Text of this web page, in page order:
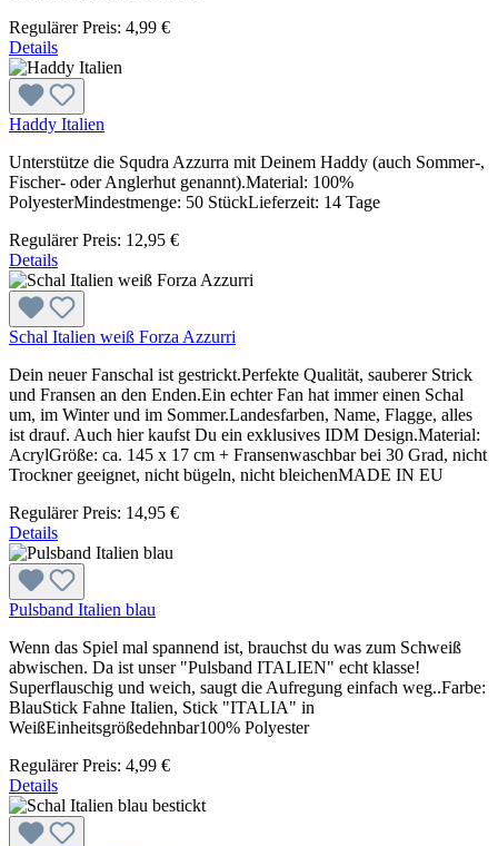
Regulärer Preis: 4,99 €
Details
Haddy Italien
Unterstütze die Squdra Azzurra mit Deinem Haddy (auch Sommer-,
Fischer- oder Anglerhut genannt).Material: 100%
PolyesterMindestmenge: 50 StückLieferzeit: 14 Tage
Regulärer Preis: 12,95 €
Details
Schal Italien weiß Forza Azzurri
Dein neuer Fanschal ist gestrickt.Perfekte Qualität, sauberer Strick
und Fransen an den Enden.Ein echter Fan hat immer einen Schal
um, im Winter und im Sommer.Landesfarben, Name, Flagge, alles
ist drauf. Auch hier kaufst Du ein exklusives IDM Design.Material:
AcrylGröße: ca. 145 x 17 cm + Fransenwaschbar bei 30 Grad, nicht
Trockner geeignet, nicht bügeln, nicht bleichenMADE IN EU
Regulärer Preis: 14,95 €
Details
Pulsband Italien blau
Wenn das Spiel mal spannend ist, brauchst du was zum Schweiß
abwischen. Da ist unser "Pulsband ITALIEN" echt klasse!
Superflauschig und weich, saugt die Aufregung einfach weg..Farbe:
BlauStick Fahne Italien, Stick "ITALIA" in
WeißEinheitsgrößedehnbar100% Polyester
Regulärer Preis: 4,99 €
Details